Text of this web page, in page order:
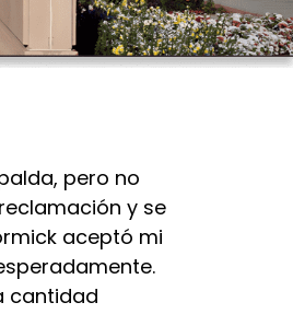
pero no
y se
aceptó mi
cantidad